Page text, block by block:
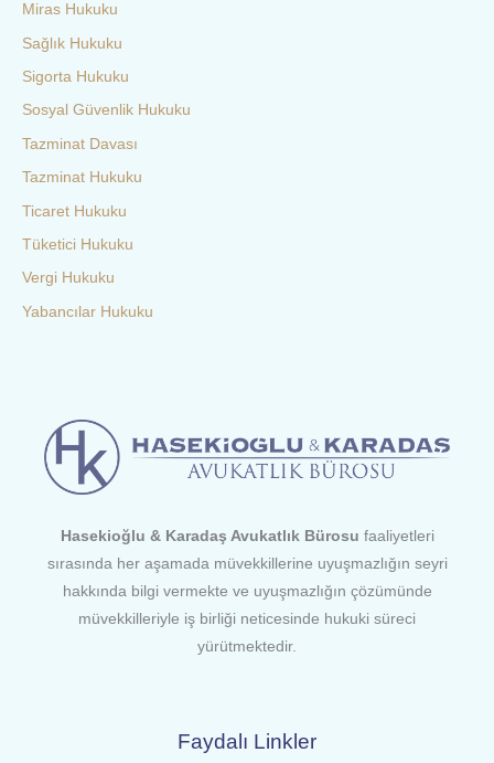
Miras Hukuku
Sağlık Hukuku
Sigorta Hukuku
Sosyal Güvenlik Hukuku
Tazminat Davası
Tazminat Hukuku
Ticaret Hukuku
Tüketici Hukuku
Vergi Hukuku
Yabancılar Hukuku
Hasekioğlu & Karadaş Avukatlık Bürosu faaliyetleri
sırasında her aşamada müvekkillerine uyuşmazlığın seyri
hakkında bilgi vermekte ve uyuşmazlığın çözümünde
müvekkilleriyle iş birliği neticesinde hukuki süreci
yürütmektedir.
Faydalı Linkler